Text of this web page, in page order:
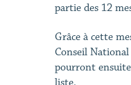
partie des 12
Grâce à cette
Conseil National
pourront